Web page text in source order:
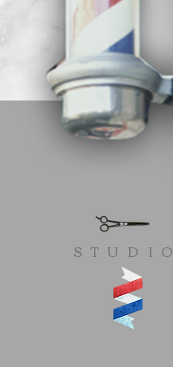
​STUDIO